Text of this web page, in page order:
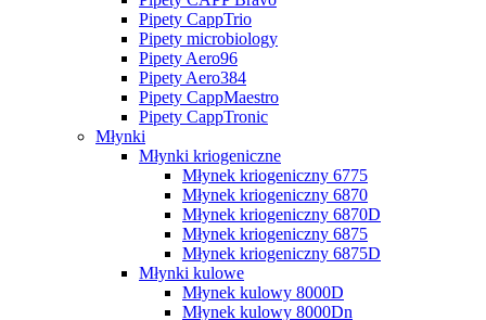
Pipety CappTrio
Pipety microbiology
Pipety Aero96
Pipety Aero384
Pipety CappMaestro
Pipety CappTronic
Młynki
Młynki kriogeniczne
Młynek kriogeniczny 6775
Młynek kriogeniczny 6870
Młynek kriogeniczny 6870D
Młynek kriogeniczny 6875
Młynek kriogeniczny 6875D
Młynki kulowe
Młynek kulowy 8000D
Młynek kulowy 8000Dn